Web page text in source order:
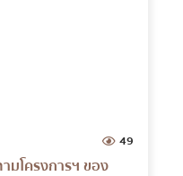
49
โครงการฯ ของ